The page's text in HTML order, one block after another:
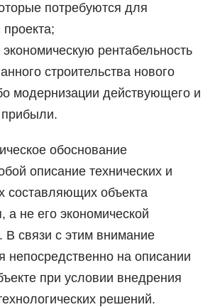
потребуются для
рентабельность
строительства нового
модернизации действующего и
обоснование
описание технических и
составляющих объекта
а не его экономической
В связи с этим внимание
непосредственно на описании
при условии внедрения
решений.